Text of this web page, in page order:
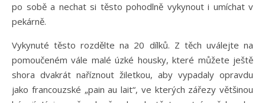
po sobě a nechat si těsto pohodlně vykynout i umíchat v
pekárně.
Vykynuté těsto rozdělte na 20 dílků. Z těch uválejte na
pomoučeném vále malé úzké housky, které můžete ještě
shora dvakrát naříznout žiletkou, aby vypadaly opravdu
jako francouzské „pain au lait“, ve kterých zářezy většinou